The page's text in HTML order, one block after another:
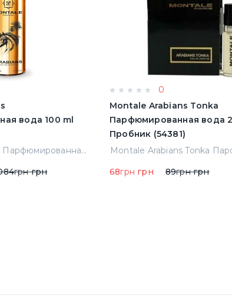
вода 100 ml
Montale Arabians Парфюмированная вода 100 ml (38965)
грнгрн
0
Montale Arabians Tonka
Парфюмированная вода
Пробник (54381)
68грн грн 89грнгрн